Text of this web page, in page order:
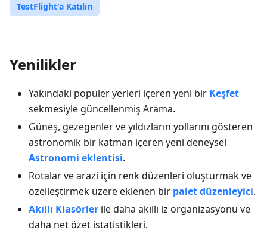
TestFlight'a Katılın
Yenilikler
Yakındaki popüler yerleri içeren yeni bir Keşfet
sekmesiyle güncellenmiş Arama.
Güneş, gezegenler ve yıldızların yollarını gösteren
astronomik bir katman içeren yeni deneysel
Astronomi eklentisi.
Rotalar ve arazi için renk düzenleri oluşturmak ve
özelleştirmek üzere eklenen bir palet düzenleyici.
Akıllı Klasörler ile daha akıllı iz organizasyonu ve
daha net özet istatistikleri.